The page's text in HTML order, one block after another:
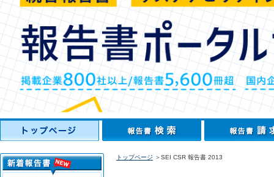
トップページ ＞SEI CSR 報告書 2013